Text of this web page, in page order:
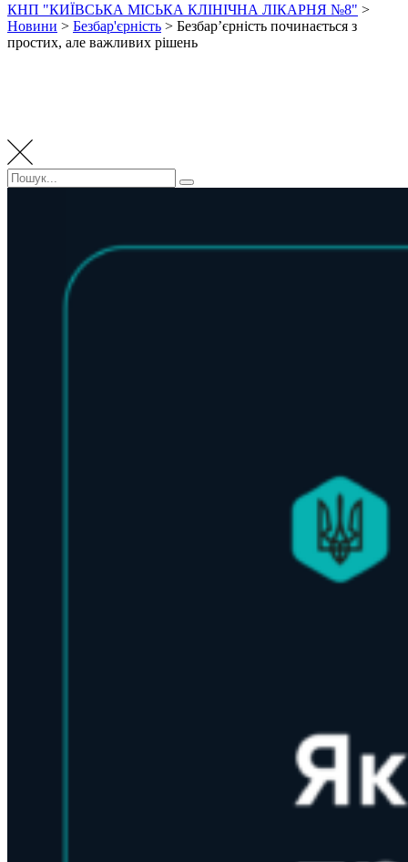
КНП "КИЇВСЬКА МІСЬКА КЛІНІЧНА ЛІКАРНЯ №8" >
Новини > Безбар'єрність > Безбар’єрність починається з
простих, але важливих рішень
Пошук:
Пошук